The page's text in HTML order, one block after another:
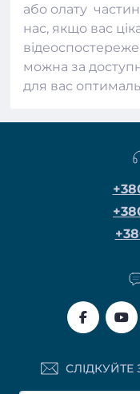
або олату
нас, якщо вас
можна за
для вас